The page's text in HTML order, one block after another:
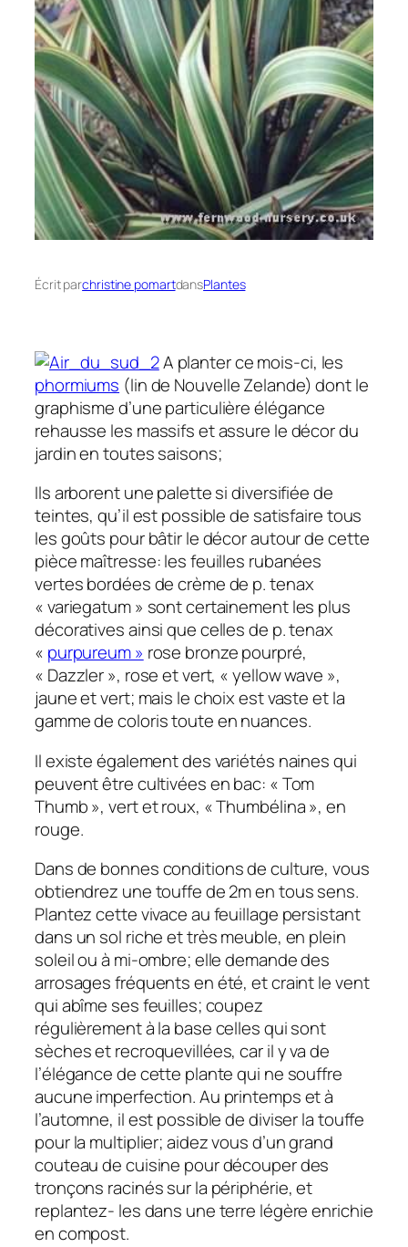
Écrit parchristine pomartdansPlantes
A planter ce mois-ci, les
phormiums (lin de Nouvelle Zelande) dont le
graphisme d’une particulière élégance
rehausse les massifs et assure le décor du
jardin en toutes saisons;
Ils arborent une palette si diversifiée de
teintes, qu’il est possible de satisfaire tous
les goûts pour bâtir le décor autour de cette
pièce maîtresse: les feuilles rubanées
vertes bordées de crème de p. tenax
« variegatum » sont certainement les plus
décoratives ainsi que celles de p. tenax
« purpureum » rose bronze pourpré,
« Dazzler », rose et vert, « yellow wave »,
jaune et vert; mais le choix est vaste et la
gamme de coloris toute en nuances.
Il existe également des variétés naines qui
peuvent être cultivées en bac: « Tom
Thumb », vert et roux, « Thumbélina », en
rouge.
Dans de bonnes conditions de culture, vous
obtiendrez une touffe de 2m en tous sens.
Plantez cette vivace au feuillage persistant
dans un sol riche et très meuble, en plein
soleil ou à mi-ombre; elle demande des
arrosages fréquents en été, et craint le vent
qui abîme ses feuilles; coupez
régulièrement à la base celles qui sont
sèches et recroquevillées, car il y va de
l’élégance de cette plante qui ne souffre
aucune imperfection. Au printemps et à
l’automne, il est possible de diviser la touffe
pour la multiplier; aidez vous d’un grand
couteau de cuisine pour découper des
tronçons racinés sur la périphérie, et
replantez- les dans une terre légère enrichie
en compost.